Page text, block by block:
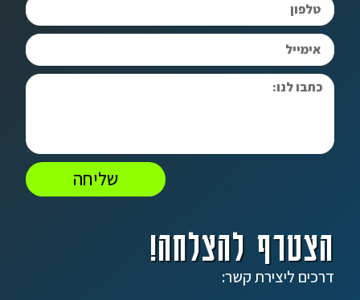
הצטרף להצלחה!
דרכים ליצירת קשר:
שליחה